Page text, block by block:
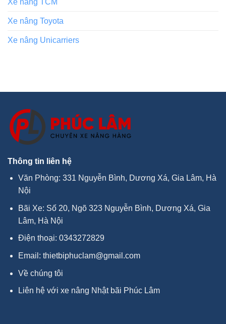
Xe nâng TCM
Xe nâng Toyota
Xe nâng Unicarriers
Thông tin liên hệ
Văn Phòng: 331 Nguyễn Bình, Dương Xá, Gia Lâm, Hà
Nội
Bãi Xe: Số 20, Ngõ 323 Nguyễn Bình, Dương Xá, Gia
Lâm, Hà Nội
Điện thoại: 0343272829
Email: thietbiphuclam@gmail.com
Về chúng tôi
Liên hệ với xe nâng Nhật bãi Phúc Lâm